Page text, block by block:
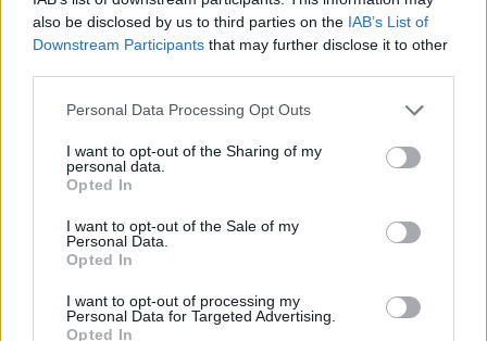
also be disclosed by us to third parties on the IAB’s List of
Downstream Participants that may further disclose it to other
Please note that this website/app uses one or more Google
not limited to your visit or usage behaviour. You may click to
grant or deny consent to Google and its third-party tags to
use your data for below specified purposes in below Google
consent section.
Personal Data Processing Opt Outs
I want to opt-out of the Sharing of my
personal data.
Opted In
I want to opt-out of the Sale of my
Personal Data.
Opted In
I want to opt-out of processing my
Personal Data for Targeted Advertising.
Opted In
Le manque de soutien est clairement exprimé. Les deux
French Bee, en particulier, fondée en 2016, était rentable